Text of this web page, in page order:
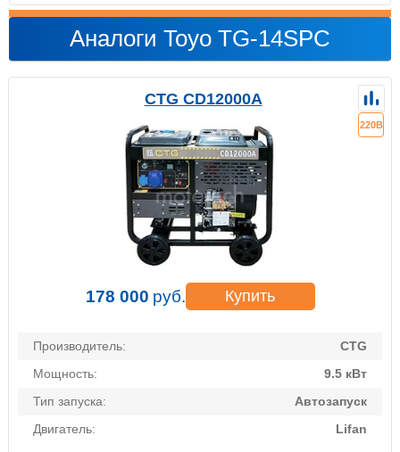
Аналоги Toyo TG-14SPC
CTG CD12000A
220В
178 000 руб. Купить
Производитель:
CTG
Мощность:
9.5 кВт
Тип запуска:
Автозапуск
Двигатель:
Lifan